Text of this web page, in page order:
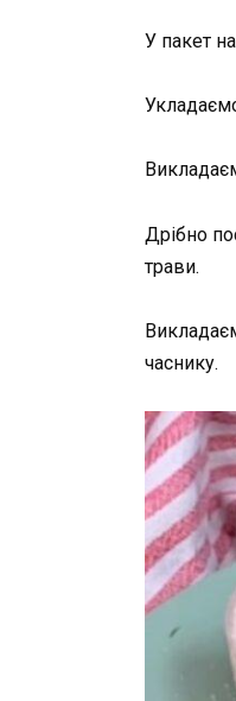
У пакет
Дрібно
трави.
часнику.